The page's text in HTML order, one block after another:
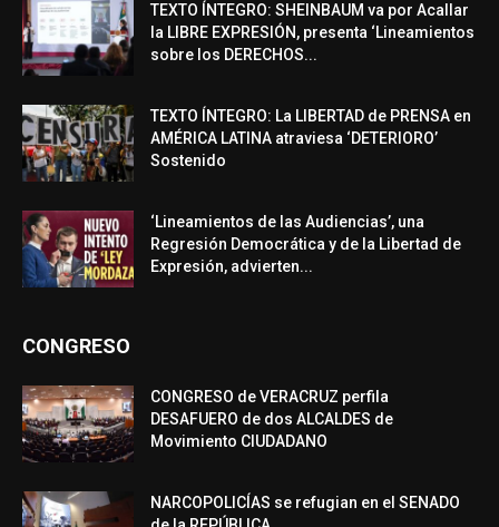
TEXTO ÍNTEGRO: SHEINBAUM va por Acallar
la LIBRE EXPRESIÓN, presenta ‘Lineamientos
sobre los DERECHOS...
TEXTO ÍNTEGRO: La LIBERTAD de PRENSA en
AMÉRICA LATINA atraviesa ‘DETERIORO’
Sostenido
‘Lineamientos de las Audiencias’, una
Regresión Democrática y de la Libertad de
Expresión, advierten...
CONGRESO
CONGRESO de VERACRUZ perfila
DESAFUERO de dos ALCALDES de
Movimiento CIUDADANO
NARCOPOLICÍAS se refugian en el SENADO